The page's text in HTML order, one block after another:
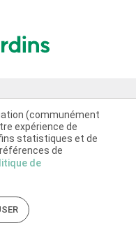
(communément
expérience de
statistiques et de
de
de